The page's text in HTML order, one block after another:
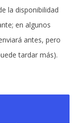
la disponibilidad
en algunos
antes, pero
tardar más).